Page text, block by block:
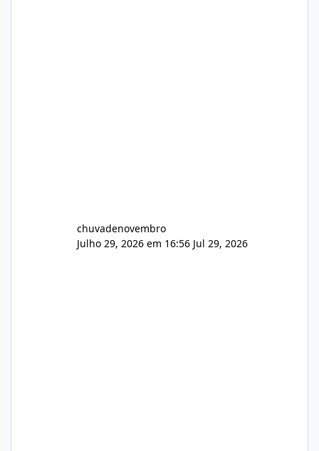
chuvadenovembro
Julho 29, 2026 em 16:56 Jul 29, 2026